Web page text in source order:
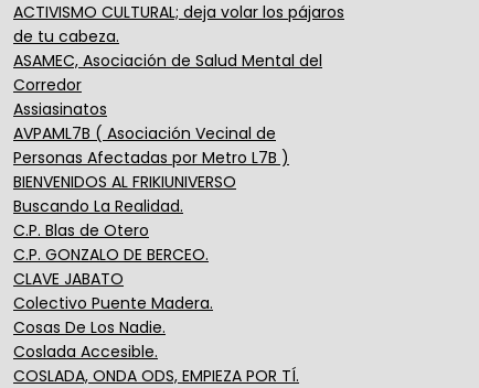
ACTIVISMO CULTURAL; deja volar los pájaros
de tu cabeza.
ASAMEC, Asociación de Salud Mental del
Corredor
Assiasinatos
AVPAML7B ( Asociación Vecinal de
Personas Afectadas por Metro L7B )
BIENVENIDOS AL FRIKIUNIVERSO
Buscando La Realidad.
C.P. Blas de Otero
C.P. GONZALO DE BERCEO.
CLAVE JABATO
Colectivo Puente Madera.
Cosas De Los Nadie.
Coslada Accesible.
COSLADA, ONDA ODS, EMPIEZA POR TÍ.